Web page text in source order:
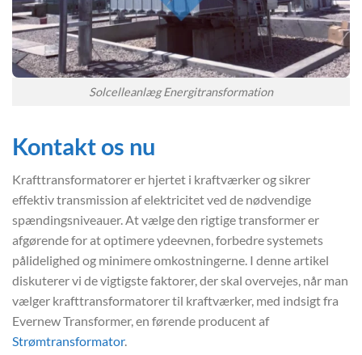
Solcelleanlæg Energitransformation
Kontakt os nu
Krafttransformatorer er hjertet i kraftværker og sikrer
effektiv transmission af elektricitet ved de nødvendige
spændingsniveauer. At vælge den rigtige transformer er
afgørende for at optimere ydeevnen, forbedre systemets
pålidelighed og minimere omkostningerne. I denne artikel
diskuterer vi de vigtigste faktorer, der skal overvejes, når man
vælger krafttransformatorer til kraftværker, med indsigt fra
Evernew Transformer, en førende producent af
Strømtransformator.